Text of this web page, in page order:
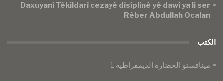
Daxuyanî Têkildarî cezayê dîsîplînê yê dawî ya li ser
Rêber Abdullah Ocalan
الكتب
مينافستو الحضارة الديمقراطية 1